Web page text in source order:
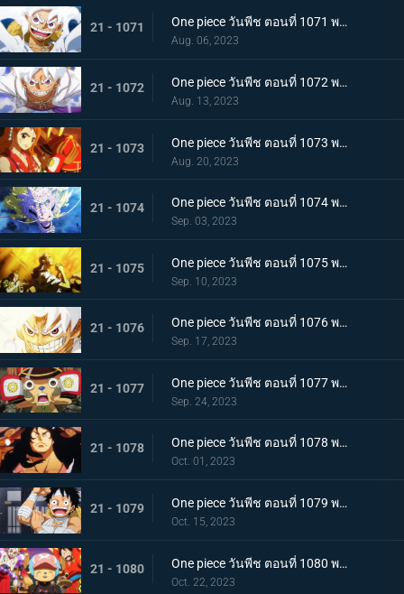
21 - 1071 One piece วันพีช ตอนที่ 1071 พากย์ไทย ไปให้ถึงจุดสูงสุดของลูฟี่ เกียร์ฟิฟท์
Aug. 06, 2023
21 - 1072 One piece วันพีช ตอนที่ 1072 พากย์ไทย พลังกวนประสาท เกียร์ฟิฟท์โลดแล่น
Aug. 13, 2023
21 - 1073 One piece วันพีช ตอนที่ 1073 พากย์ไทย ไม่มีที่ให้หนี ภาพเกาะโอนิกาชิมะในนรก
Aug. 20, 2023
21 - 1074 One piece วันพีช ตอนที่ 1074 พากย์ไทย เชื่อในโมโมะ ท่าเด็ดครั้งสุดท้ายของลูฟี่
Sep. 03, 2023
21 - 1075 One piece วันพีช ตอนที่ 1075 พากย์ไทย คำอธิษฐาน 20 ปี ทวงคืนแคว้นวาโนะ
Sep. 10, 2023
21 - 1076 One piece วันพีช ตอนที่ 1076 พากย์ไทย โลกที่ลูฟี่ปรารถนา
Sep. 17, 2023
21 - 1077 One piece วันพีช ตอนที่ 1077 พากย์ไทย ปิดฉาก ผู้ชนะ ลูฟี่หมวกฟาง
Sep. 24, 2023
21 - 1078 One piece วันพีช ตอนที่ 1078 พากย์ไทย การกลับมา โชกุนแห่งแคว้นวาโนะ โคสึกิ โมโมโนะสุเกะ
Oct. 01, 2023
21 - 1079 One piece วันพีช ตอนที่ 1079 พากย์ไทย ยามเช้ามาถึง การพักผ่อนของพวกลูฟี่
Oct. 15, 2023
21 - 1080 One piece วันพีช ตอนที่ 1080 พากย์ไทย งานเลี้ยงฉลอง เหล่าจักรพรรดิแห่งท้องทะเลคนใหม่
Oct. 22, 2023